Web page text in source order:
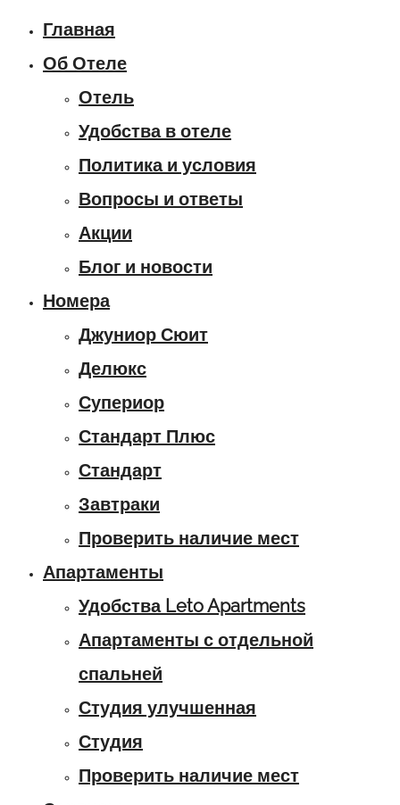
Главная
Об Отеле
Отель
Удобства в отеле
Политика и условия
Вопросы и ответы
Акции
Блог и новости
Номера
Джуниор Сюит
Делюкс
Супериор
Стандарт Плюс
Стандарт
Завтраки
Проверить наличие мест
Апартаменты
Удобства Leto Apartments
Апартаменты с отдельной
спальней
Студия улучшенная
Студия
Проверить наличие мест